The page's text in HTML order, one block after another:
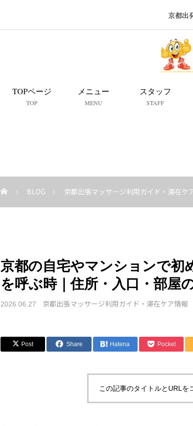
京都出
TOPページ
TOP
メニュー
MENU
スタッフ
STAFF
BLOG 京都出張マッサージ利用ガイド・滞在ケ
京都の自宅やマンションで初
を呼ぶ時｜住所・入口・部屋
2026.06.27 京都出張マッサージ利用ガイド・滞在ケア情報
Post Share Hatena Pocket
この記事のタイトルとURLを